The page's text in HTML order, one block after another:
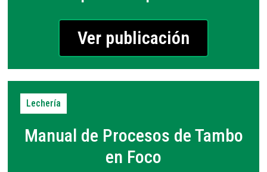
Ver publicación
Lechería
Manual de Procesos de Tambo
en Foco